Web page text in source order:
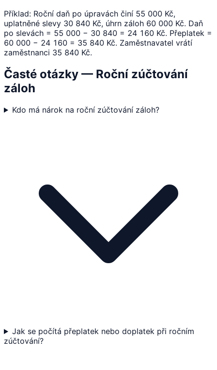
Příklad: Roční daň po úpravách činí 55 000 Kč,
uplatněné slevy 30 840 Kč, úhrn záloh 60 000 Kč. Daň
po slevách = 55 000 − 30 840 = 24 160 Kč. Přeplatek =
60 000 − 24 160 = 35 840 Kč. Zaměstnavatel vrátí
zaměstnanci 35 840 Kč.
Časté otázky — Roční zúčtování
záloh
Kdo má nárok na roční zúčtování záloh?
Jak se počítá přeplatek nebo doplatek při ročním
zúčtování?